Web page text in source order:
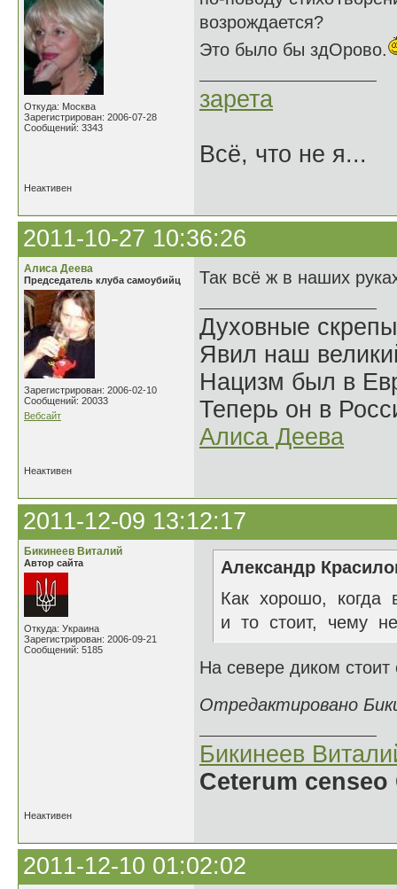
Откуда: Москва
Зарегистрирован: 2006-07-28
Сообщений: 3343
возрождается?
Это было бы здОрово.
зарета
Всё, что не я...
Неактивен
2011-10-27 10:36:26
Алиса Деева
Председатель клуба самоубийц
Зарегистрирован: 2006-02-10
Сообщений: 20033
Вебсайт
Так всё ж в наших
Духовные
Явил наш
Нацизм был в
Теперь он в
Алиса Деева
Неактивен
2011-12-09 13:12:17
Бикинеев Виталий
Автор сайта
Откуда: Украина
Зарегистрирован: 2006-09-21
Сообщений: 5185
Александр
Как хорошо, когда
и то стоит, чему
На севере диком
Отредактировано
Бикинеев
Ceterum
Неактивен
2011-12-10 01:02:02